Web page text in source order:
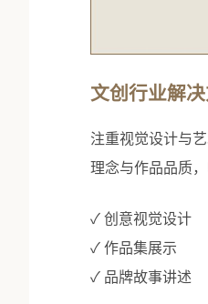
文创行业解
注重视觉设计与
理念与作品品质
✓ 创意视觉设计
✓ 作品集展示
✓ 品牌故事讲述